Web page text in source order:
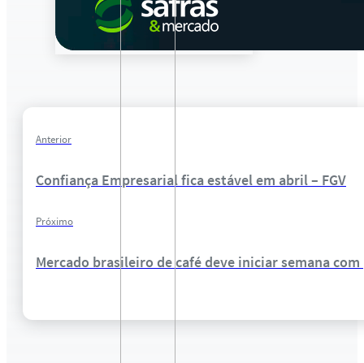
Anterior
Confiança Empresarial fica estável em abril – FGV
Próximo
Mercado brasileiro de café deve iniciar semana